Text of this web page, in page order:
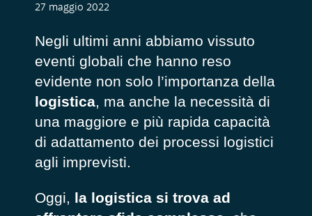
27 maggio 2022
Negli ultimi anni abbiamo vissuto
eventi globali che hanno reso
evidente non solo l’importanza della
logistica, ma anche la necessità di
una maggiore e più rapida capacità
di adattamento dei processi logistici
agli imprevisti.
Oggi, la logistica si trova ad